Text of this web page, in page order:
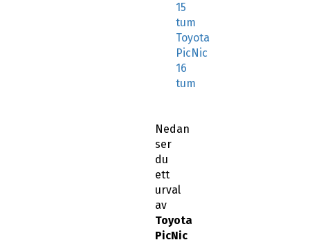
15
tum
Toyota
PicNic
16
tum
Nedan
ser
du
ett
urval
av
Toyota
PicNic